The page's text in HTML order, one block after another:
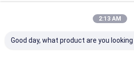
2:13 AM
Good day, what product are you